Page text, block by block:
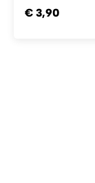
€ 3,90